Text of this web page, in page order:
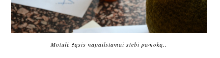
Motulė žąsis napailstamai stebi pamoką..